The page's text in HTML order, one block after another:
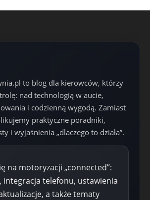
to blog dla kierowców, którzy
nad technologią w aucie,
i codzienną wygodą. Zamiast
praktyczne poradniki,
i wyjaśnienia „dlaczego to działa”.
na motoryzacji „connected”:
integracja telefonu, ustawienia
a także tematy